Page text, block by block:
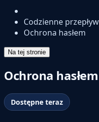
Codzienne
Ochrona hasłem
Na tej stronie
Ochrona hasłem
Dostępne teraz